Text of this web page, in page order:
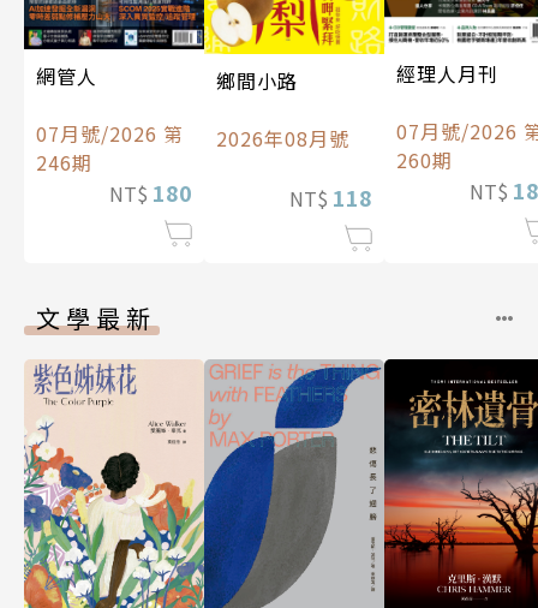
網管人
07月號/2026 第
246期
NT$ 180
鄉間小路
2026年08月號
NT$ 118
經理人月刊
07月號/2026
260期
NT$
文學最新